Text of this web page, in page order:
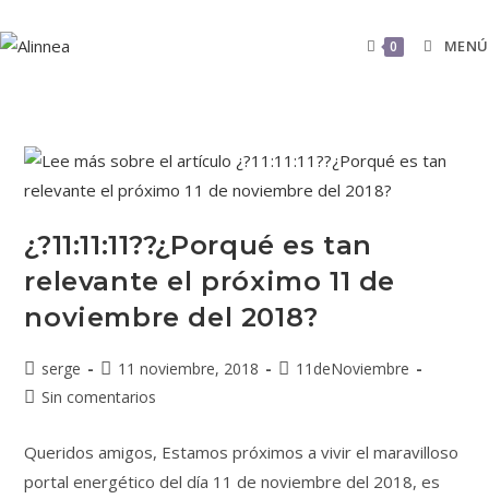
0 MENÚ
¿?11:11:11??¿Porqué es tan
relevante el próximo 11 de
noviembre del 2018?
serge 11 noviembre, 2018
11deNoviembre
Sin comentarios
Queridos amigos, Estamos próximos a vivir el maravilloso
portal energético del día 11 de noviembre del 2018, es